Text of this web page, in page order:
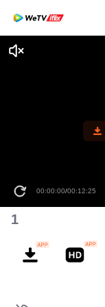
00:00:00/00:12:25
1